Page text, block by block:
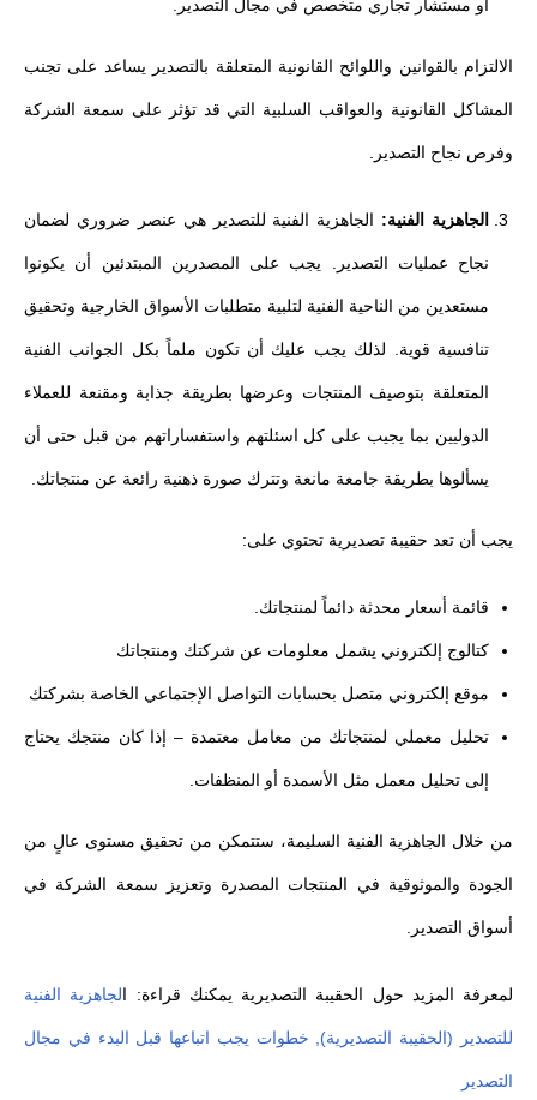
أو مستشار تجاري متخصص في مجال التصدير.
الالتزام بالقوانين واللوائح القانونية المتعلقة بالتصدير يساعد على تجنب
المشاكل القانونية والعواقب السلبية التي قد تؤثر على سمعة الشركة
وفرص نجاح التصدير.
الجاهزية الفنية: الجاهزية الفنية للتصدير هي عنصر ضروري لضمان
نجاح عمليات التصدير. يجب على المصدرين المبتدئين أن يكونوا
مستعدين من الناحية الفنية لتلبية متطلبات الأسواق الخارجية وتحقيق
تنافسية قوية. لذلك يجب عليك أن تكون ملماً بكل الجوانب الفنية
المتعلقة بتوصيف المنتجات وعرضها بطريقة جذابة ومقنعة للعملاء
الدوليين بما يجيب على كل اسئلتهم واستفساراتهم من قبل حتى أن
يسألوها بطريقة جامعة مانعة وتترك صورة ذهنية رائعة عن منتجاتك.
يجب أن تعد حقيبة تصديرية تحتوي على:
قائمة أسعار محدثة دائماً لمنتجاتك.
كتالوج إلكتروني يشمل معلومات عن شركتك ومنتجاتك
موقع إلكتروني متصل بحسابات التواصل الإجتماعي الخاصة بشركتك
تحليل معملي لمنتجاتك من معامل معتمدة – إذا كان منتجك يحتاج
إلى تحليل معمل مثل الأسمدة أو المنظفات.
من خلال الجاهزية الفنية السليمة، ستتمكن من تحقيق مستوى عالٍ من
الجودة والموثوقية في المنتجات المصدرة وتعزيز سمعة الشركة في
أسواق التصدير.
لمعرفة المزيد حول الحقيبة التصديرية يمكنك قراءة: الجاهزية الفنية
للتصدير (الحقيبة التصديرية), خطوات يجب اتباعها قبل البدء في مجال
التصدير